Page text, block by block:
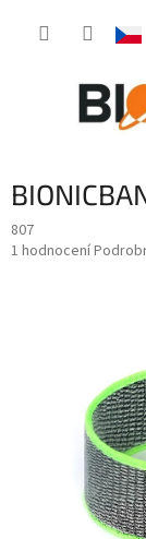
807
Průměrné
1 hodnocení